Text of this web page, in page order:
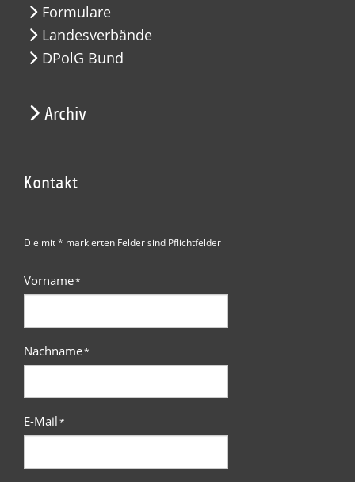
Formulare
Landesverbände
DPolG Bund
Archiv
Kontakt
Die mit * markierten Felder sind Pflichtfelder
Vorname*
Nachname*
E-Mail*